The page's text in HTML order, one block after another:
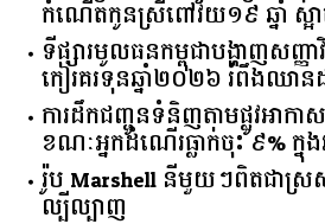
កំណើតកូនស្រីពៅវ័យ១៩ ឆ្នាំ ស្អា
ទីផ្សារ​មូលធន​កម្ពុជា​បង្ហាញ​សញ្ញ
កៀរគរ​ទុន​ឆ្នាំ​២០២៦​ ​រំពឹង​ឈា
ការដឹកជញ្ជូនទំនិញតាមផ្លូវអាកា
ខណៈអ្នកដំណើរធ្លាក់ចុះ ៩% ក្
រ៉ូប Marshell នីមួយៗពិតជាស្
ល្បីល្បាញ